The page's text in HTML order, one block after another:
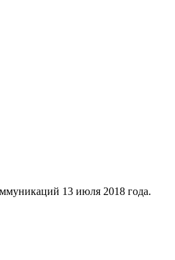
13 июля 2018 года.